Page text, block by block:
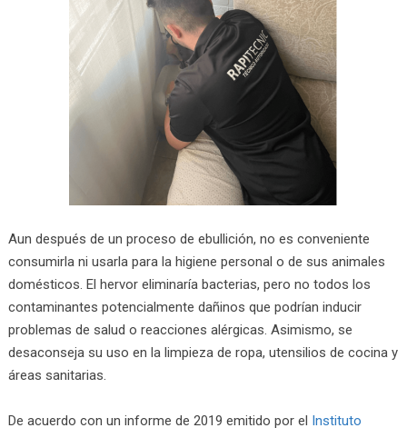
Aun después de un proceso de ebullición, no es conveniente
consumirla ni usarla para la higiene personal o de sus animales
domésticos. El hervor eliminaría bacterias, pero no todos los
contaminantes potencialmente dañinos que podrían inducir
problemas de salud o reacciones alérgicas. Asimismo, se
desaconseja su uso en la limpieza de ropa, utensilios de cocina y
áreas sanitarias.
De acuerdo con un informe de 2019 emitido por el Instituto